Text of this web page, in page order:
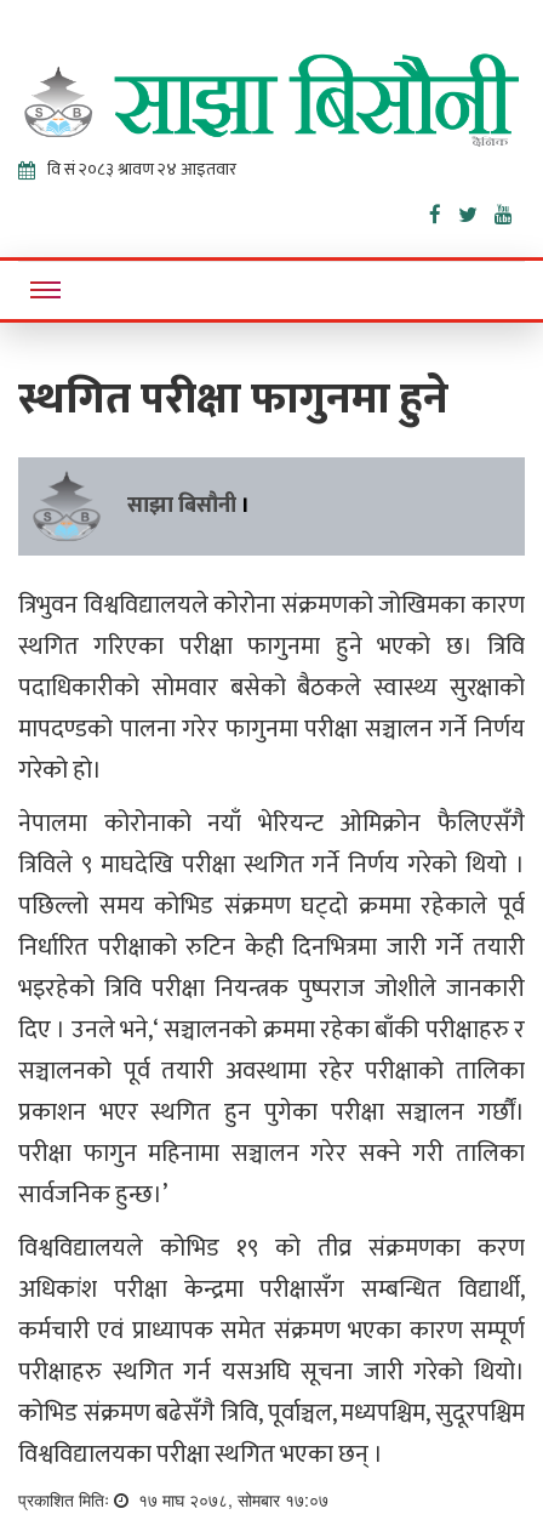
Sajha
Bisaunee
Online News Portal
स्थगित परीक्षा फागुनमा हुने
साझा बिसौनी ।
त्रिभुवन विश्वविद्यालयले कोरोना संक्रमणको जोखिमका कारण
स्थगित गरिएका परीक्षा फागुनमा हुने भएको छ। त्रिवि
पदाधिकारीको सोमवार बसेको बैठकले स्वास्थ्य सुरक्षाको
मापदण्डको पालना गरेर फागुनमा परीक्षा सञ्चालन गर्ने निर्णय
गरेको हो।
नेपालमा कोरोनाको नयाँ भेरियन्ट ओमिक्रोन फैलिएसँगै
त्रिविले ९ माघदेखि परीक्षा स्थगित गर्ने निर्णय गरेको थियो ।
पछिल्लो समय कोभिड संक्रमण घट्दो क्रममा रहेकाले पूर्व
निर्धारित परीक्षाको रुटिन केही दिनभित्रमा जारी गर्ने तयारी
भइरहेको त्रिवि परीक्षा नियन्त्रक पुष्पराज जोशीले जानकारी
दिए । उनले भने,‘ सञ्चालनको क्रममा रहेका बाँकी परीक्षाहरु र
सञ्चालनको पूर्व तयारी अवस्थामा रहेर परीक्षाको तालिका
प्रकाशन भएर स्थगित हुन पुगेका परीक्षा सञ्चालन गर्छौं।
परीक्षा फागुन महिनामा सञ्चालन गरेर सक्ने गरी तालिका
सार्वजनिक हुन्छ।’
विश्वविद्यालयले कोभिड १९ को तीव्र संक्रमणका करण
अधिकांश परीक्षा केन्द्रमा परीक्षासँग सम्बन्धित विद्यार्थी,
कर्मचारी एवं प्राध्यापक समेत संक्रमण भएका कारण सम्पूर्ण
परीक्षाहरु स्थगित गर्न यसअघि सूचना जारी गरेको थियो।
कोभिड संक्रमण बढेसँगै त्रिवि, पूर्वाञ्चल, मध्यपश्चिम, सुदूरपश्चिम
विश्वविद्यालयका परीक्षा स्थगित भएका छन् ।
प्रकाशित मितिः १७ माघ २०७८, सोमबार १७:०७